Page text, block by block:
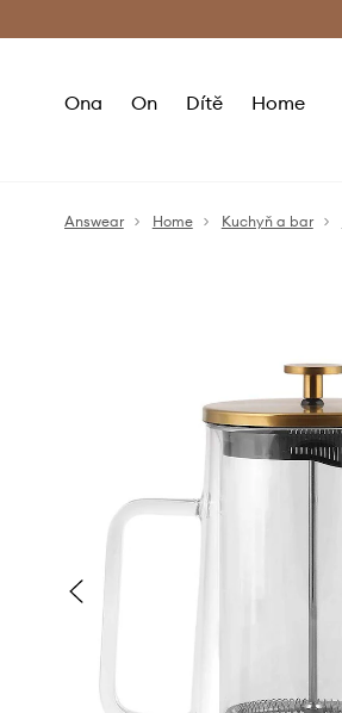
Ona On Dítě Home
Answear Home Kuchyň a bar